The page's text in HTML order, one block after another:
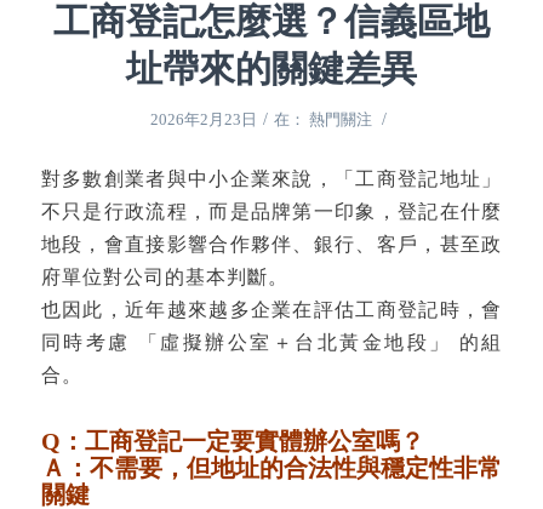
工商登記怎麼選？信義區地
址帶來的關鍵差異
2026年2月23日 / 在： 熱門關注 /
對多數創業者與中小企業來說，「工商登記地址」
不只是行政流程，而是品牌第一印象，登記在什麼
地段，會直接影響合作夥伴、銀行、客戶，甚至政
府單位對公司的基本判斷。
也因此，近年越來越多企業在評估工商登記時，會
同時考慮 「虛擬辦公室＋台北黃金地段」 的組
合。
Q：工商登記一定要實體辦公室嗎？
Ａ：不需要，但地址的合法性與穩定性非常
關鍵